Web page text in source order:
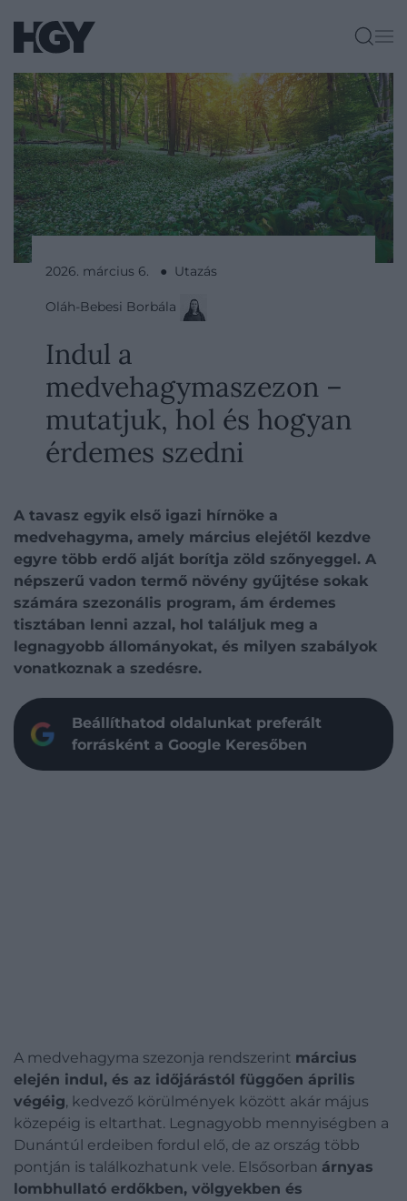
2026. március 6. ● Utazás
Oláh-Bebesi Borbála
Indul a
medvehagymaszezon –
mutatjuk, hol és hogyan
érdemes szedni
A tavasz egyik első igazi hírnöke a
medvehagyma, amely március elejétől kezdve
egyre több erdő alját borítja zöld szőnyeggel. A
népszerű vadon termő növény gyűjtése sokak
számára szezonális program, ám érdemes
tisztában lenni azzal, hol találjuk meg a
legnagyobb állományokat, és milyen szabályok
vonatkoznak a szedésre.
Beállíthatod oldalunkat preferált
forrásként a Google Keresőben
A medvehagyma szezonja rendszerint március
elején indul, és az időjárástól függően április
végéig, kedvező körülmények között akár május
közepéig is eltarthat. Legnagyobb mennyiségben a
Dunántúl erdeiben fordul elő, de az ország több
pontján is találkozhatunk vele. Elsősorban árnyas
lombhullató erdőkben, völgyekben és